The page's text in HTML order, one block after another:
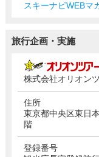
スキーナビWEBマ
旅行企画・実施
株式会社オリオン
住所
東京都中央区東日
階
登録番号